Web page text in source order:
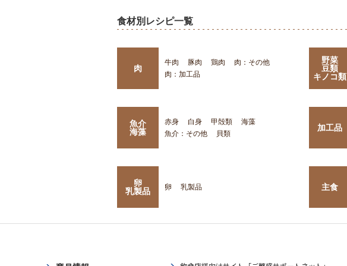
食材別レシピ一覧
肉
牛肉 豚肉 鶏肉
肉：その他
肉：加工品
野菜
豆類
キノコ類
魚介
海藻
赤身 白身 甲殻類
海藻
魚介：その他
貝類
加工品
卵
乳製品
卵 乳製品 主食